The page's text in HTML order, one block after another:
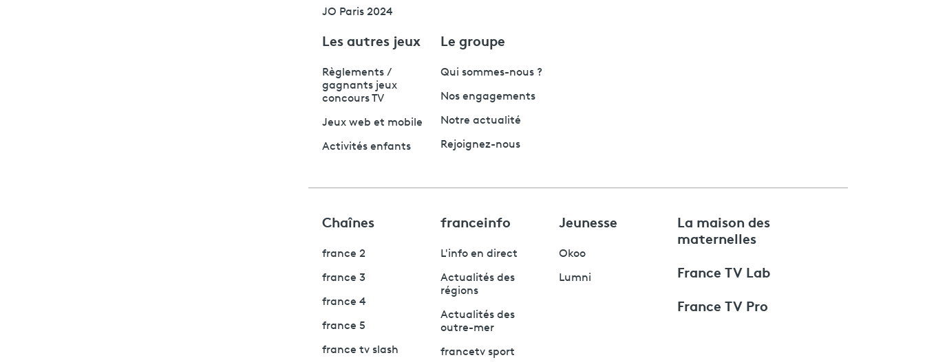
JO Paris 2024
Les autres jeux
Règlements /
gagnants jeux
concours TV
Jeux web et mobile
Activités enfants
Le groupe
Qui sommes-nous ?
Nos engagements
Notre actualité
Rejoignez-nous
Chaînes
france 2
france 3
france 4
france 5
france tv slash
franceinfo
L'info en direct
Actualités des
régions
Actualités des
outre-mer
francetv sport
Jeunesse
Okoo
Lumni
La maison des
maternelles
France TV Lab
France TV Pro